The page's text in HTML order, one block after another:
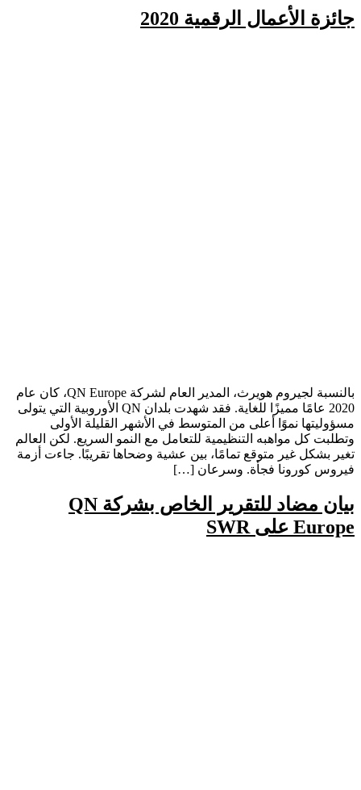
جائزة الأعمال الرقمية 2020
بالنسبة لجيروم هويرث، المدير العام لشركة QN Europe، كان عام
2020 عامًا مميزًا للغاية. فقد شهدت بلدان QN الأوروبية التي يتولى
مسؤوليتها نموًا أعلى من المتوسط في الأشهر القليلة الأولى
وتطلبت كل مواهبه التنظيمية للتعامل مع النمو السريع. لكن العالم
تغير بشكل غير متوقع تمامًا، بين عشية وضحاها تقريبًا. جاءت أزمة
فيروس كورونا فجأة. وسرعان […]
بيان مضاد للتقرير الخاص بشركة QN
Europe على SWR